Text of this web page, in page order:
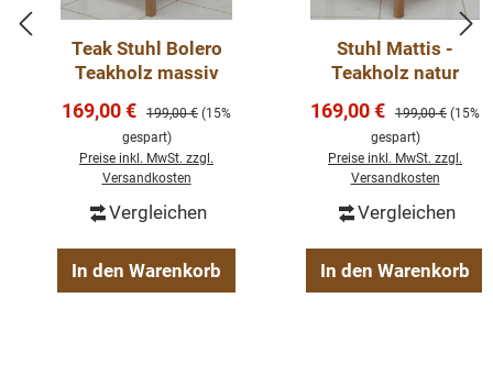
Sitzfläche sorgt für bequemes Sitzen bei gemeinsamen
Mahlzeiten mit Familie und Freunden.
Die Lieferung erfolgt montiert, sodass der Stuhl sofort
einsatzbereit ist.
mit einem leicht feuchten Tuch entfernen.
Abmessung: H x B x T: 102 x 44 x 44 cm
Teak Stuhl Bolero
Teakholz massiv
Verkaufspreis:
169,00 € Regulärer Preis:
199,00 € (15%
gespart)
Preise inkl. MwSt. zzgl.
Versandkosten
Vergleichen
In den Warenkorb
Stuhl Mattis -
Teakholz natur
Verkaufspreis:
169,00 € Regulärer Preis:
199,00 € (15%
gespart)
Preise inkl. MwSt. zzgl.
Versandkosten
Vergleichen
In den Warenkorb